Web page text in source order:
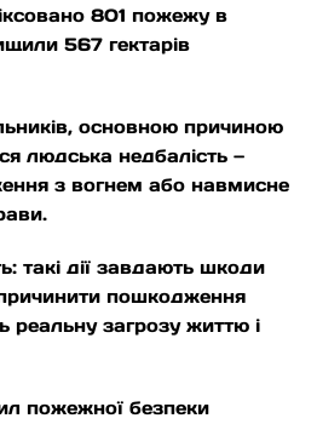
801 пожежу в
567 гектарів
основною причиною
людська недбалість —
з вогнем або навмисне
такі дії завдають шкоди
пошкодження
реальну загрозу життю і
пожежної безпеки